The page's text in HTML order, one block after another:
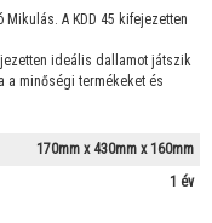
A KDD 45 kifejezetten
ideális dallamot játszik
a minőségi termékeket és
170mm x 430mm x 160mm
1 év